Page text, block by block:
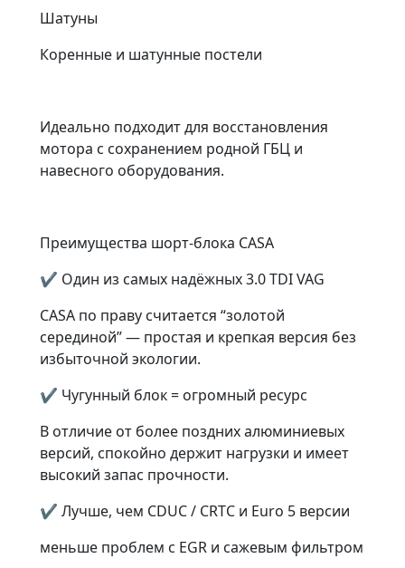
Шатуны
Коренные и шатунные постели
Идеально подходит для восстановления
мотора с сохранением родной ГБЦ и
навесного оборудования.
Преимущества шорт-блока CASA
✔ Один из самых надёжных 3.0 TDI VAG
CASA по праву считается “золотой
серединой” — простая и крепкая версия без
избыточной экологии.
✔ Чугунный блок = огромный ресурс
В отличие от более поздних алюминиевых
версий, спокойно держит нагрузки и имеет
высокий запас прочности.
✔ Лучше, чем CDUC / CRTC и Euro 5 версии
меньше проблем с EGR и сажевым фильтром